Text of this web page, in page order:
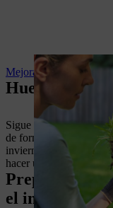
Mejorar la calidad del
Huerto
Sigue leyendo para
de forma creativa tu
invierno. También
hacer una cubierta
Preparación
el invierno